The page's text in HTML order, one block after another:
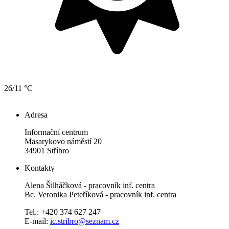
26/11 °C
Adresa
Informační centrum
Masarykovo náměstí 20
34901 Stříbro
Kontakty
Alena Šilháčková - pracovník inf. centra
Bc. Veronika Peteříková - pracovník inf. centra
Tel.: +420 374 627 247
E-mail: ic.stribro@seznam.cz